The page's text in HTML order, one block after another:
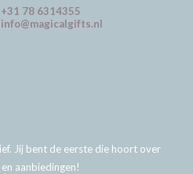
+31 78 6314355
info@magicalgifts.nl
Jij bent de eerste die hoort over
aanbiedingen!